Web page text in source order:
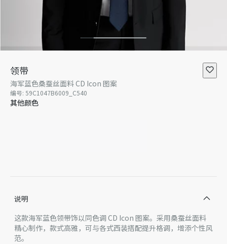
领带
海军蓝色桑蚕丝面料 CD Icon 图案
编号: 59C1047B6009_C540
其他颜色
说明
这款海军蓝色领带饰以同色调 CD Icon 图案。采用桑蚕丝面料
精心制作，款式高雅，可与各式西装搭配提升格调，增添个性风
范。